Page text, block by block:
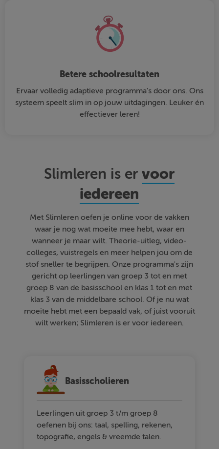
Betere schoolresultaten
Ervaar volledig adaptieve programma's door ons. Ons
systeem speelt slim in op jouw uitdagingen. Leuker én
effectiever leren!
Slimleren is ervoor
iedereen
Met Slimleren oefen je online voor de vakken
waar je nog wat moeite mee hebt, waar en
wanneer je maar wilt. Theorie-uitleg, video-
colleges, vuistregels en meer helpen jou om de
stof sneller te begrijpen. Onze programma's zijn
gericht op leerlingen van groep 3 tot en met
groep 8 van de basisschool en klas 1 tot en met
klas 3 van de middelbare school. Of je nu wat
moeite hebt met een bepaald vak, of juist vooruit
wilt werken; Slimleren is er voor iedereen.
Basisscholieren
Leerlingen uit groep 3 t/m groep 8
oefenen bij ons: taal, spelling, rekenen,
topografie, engels & vreemde talen.